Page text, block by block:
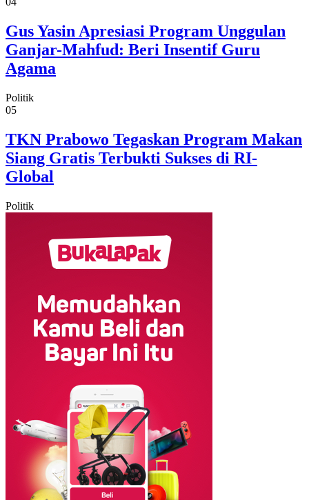
Gus Yasin Apresiasi Program Unggulan
Ganjar-Mahfud: Beri Insentif Guru
Agama
Politik
05
TKN Prabowo Tegaskan Program Makan
Siang Gratis Terbukti Sukses di RI-
Global
Politik